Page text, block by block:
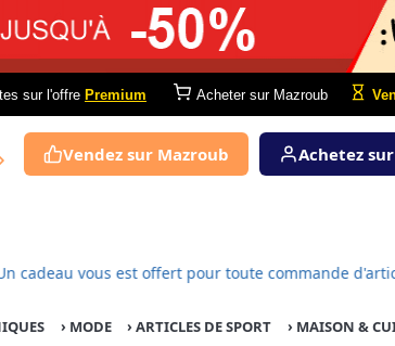
sur l'offre Premium Acheter sur Mazroub
Vendez sur Mazroub Achetez
Un cadeau vous est offert pour toute commande
› MODE ›ARTICLES DE SPORT › MAISON &